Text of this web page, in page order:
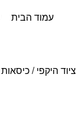
עמוד הבית
ציוד היקפי / כיסאות